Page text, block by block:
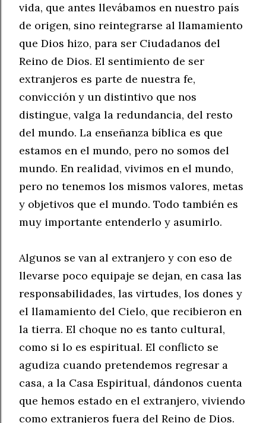
vida, que antes llevábamos en nuestro país
de origen, sino reintegrarse al llamamiento
que Dios hizo, para ser Ciudadanos del
Reino de Dios. El sentimiento de ser
extranjeros es parte de nuestra fe,
convicción y un distintivo que nos
distingue, valga la redundancia, del resto
del mundo. La enseñanza bíblica es que
estamos en el mundo, pero no somos del
mundo. En realidad, vivimos en el mundo,
pero no tenemos los mismos valores, metas
y objetivos que el mundo. Todo también es
muy importante entenderlo y asumirlo.
Algunos se van al extranjero y con eso de
llevarse poco equipaje se dejan, en casa las
responsabilidades, las virtudes, los dones y
el llamamiento del Cielo, que recibieron en
la tierra. El choque no es tanto cultural,
como si lo es espiritual. El conflicto se
agudiza cuando pretendemos regresar a
casa, a la Casa Espiritual, dándonos cuenta
que hemos estado en el extranjero, viviendo
como extranjeros fuera del Reino de Dios.